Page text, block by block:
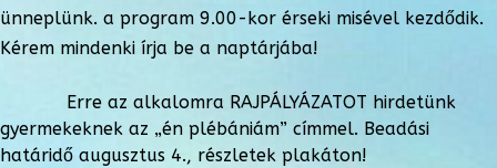
ünneplünk. a program 9.00-kor érseki misével kezdődik.
Kérem mindenki írja be a naptárjába!
Erre az alkalomra RAJPÁLYÁZATOT hirdetünk
gyermekeknek az „én plébániám” címmel. Beadási
határidő augusztus 4., részletek plakáton!